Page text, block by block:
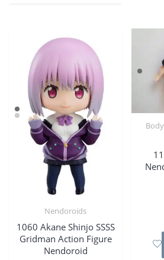
Nendoroids
1060 Akane Shinjo SSSS
Gridman Action Figure
Nendoroid
Body